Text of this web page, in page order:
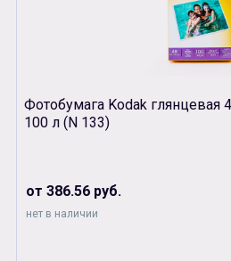
Фотобумага Kodak глянцевая
100 л (N 133)
от 386.56 руб.
нет в наличии